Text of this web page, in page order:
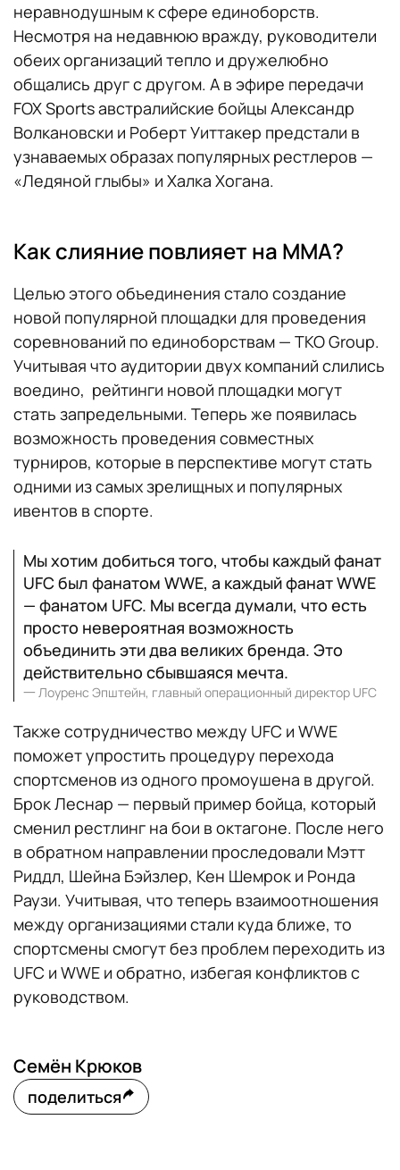
неравнодушным к сфере единоборств.
Несмотря на недавнюю вражду, руководители
обеих организаций тепло и дружелюбно
общались друг с другом. А в эфире передачи
FOX Sports австралийские бойцы Александр
Волкановски и Роберт Уиттакер предстали в
узнаваемых образах популярных рестлеров —
«Ледяной глыбы» и Халка Хогана.
Как слияние повлияет на ММА?
Целью этого объединения стало создание
новой популярной площадки для проведения
соревнований по единоборствам — TKO Group.
Учитывая что аудитории двух компаний слились
воедино, рейтинги новой площадки могут
стать запредельными. Теперь же появилась
возможность проведения совместных
турниров, которые в перспективе могут стать
одними из самых зрелищных и популярных
ивентов в спорте.
Мы хотим добиться того, чтобы каждый фанат
UFC был фанатом WWE, а каждый фанат WWE
— фанатом UFC. Мы всегда думали, что есть
просто невероятная возможность
объединить эти два великих бренда. Это
действительно сбывшаяся мечта.
一 Лоуренс Эпштейн, главный операционный директор UFC
Также сотрудничество между UFC и WWE
поможет упростить процедуру перехода
спортсменов из одного промоушена в другой.
Брок Леснар — первый пример бойца, который
сменил рестлинг на бои в октагоне. После него
в обратном направлении проследовали Мэтт
Риддл, Шейна Бэйзлер, Кен Шемрок и Ронда
Раузи. Учитывая, что теперь взаимоотношения
между организациями стали куда ближе, то
спортсмены смогут без проблем переходить из
UFC и WWE и обратно, избегая конфликтов с
руководством.
Семён Крюков
поделиться